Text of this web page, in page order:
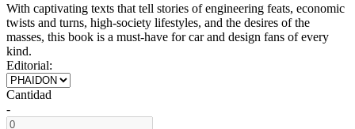
With captivating texts that tell stories of engineering feats, economic
twists and turns, high-society lifestyles, and the desires of the
masses, this book is a must-have for car and design fans of every
kind.
Editorial:
Cantidad
-